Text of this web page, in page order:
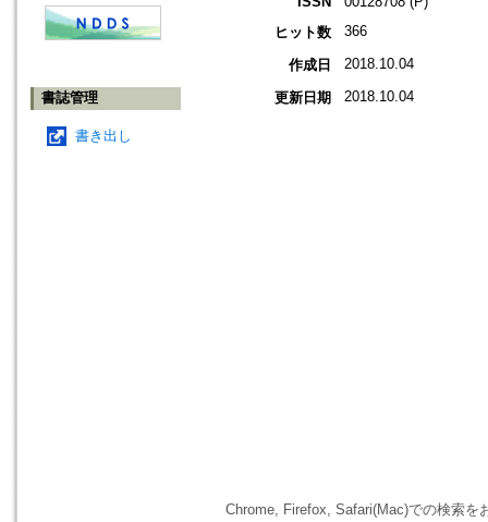
書誌管理
書き出し
ヒット数
366
作成日 2018.10.04
更新日期 2018.10.04
Chrome, Firefox, Safari(Mac)での検索を